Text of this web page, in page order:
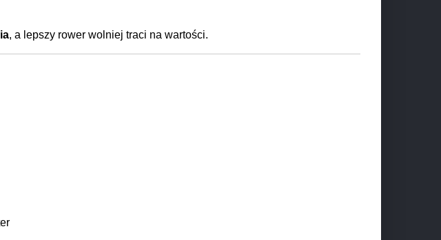
, a lepszy rower wolniej traci na wartości.